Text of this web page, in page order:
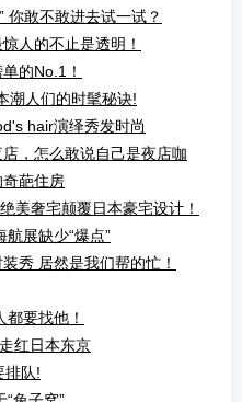
你敢不敢进去试一试？
人的不止是透明！
的No.1！
潮人们的时髦秘诀!
hair演绎秀发时尚
，怎么敢说自己是夜店咖
葩住房
美奢宅颠覆日本豪宅设计！
展缺少“爆点”
秀 居然是我们帮的忙！
要找他！
红日本东京
排队!